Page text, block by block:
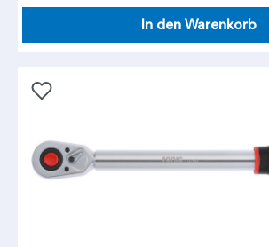
In den Warenkorb